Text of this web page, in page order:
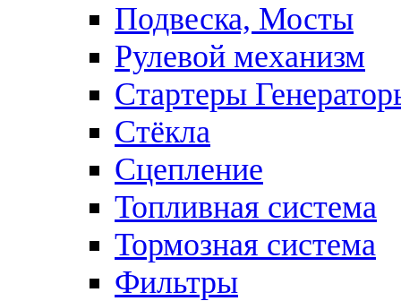
Подвеска, Мосты
Рулевой механизм
Стартеры
Стёкла
Сцепление
Топливная система
Тормозная система
Фильтры